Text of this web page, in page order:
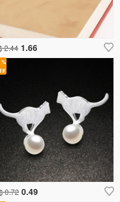
0.72 0.49
2.44 1.66